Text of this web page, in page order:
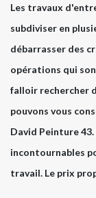
Les travaux
subdiviser en
débarrasser des
opérations qui
falloir rechercher
pouvons vous
David Peinture
incontournables
travail. Le prix